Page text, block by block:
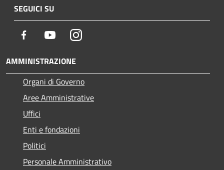
SEGUICI SU
Facebook YoutubeInstagram
AMMINISTRAZIONE
Organi di Governo
Aree Amministrative
Uffici
Enti e fondazioni
Politici
Personale Amministrativo